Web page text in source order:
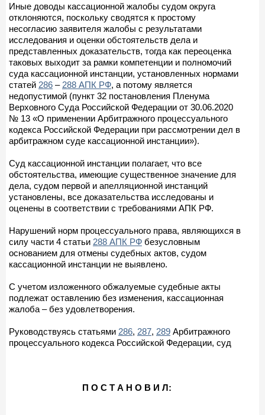
Иные доводы кассационной жалобы судом округа
отклоняются, поскольку сводятся к простому
несогласию заявителя жалобы с результатами
исследования и оценки обстоятельств дела и
представленных доказательств, тогда как переоценка
таковых выходит за рамки компетенции и полномочий
суда кассационной инстанции, установленных нормами
статей 286 – 288 АПК РФ, а потому является
недопустимой (пункт 32 постановления Пленума
Верховного Суда Российской Федерации от 30.06.2020
№ 13 «О применении Арбитражного процессуального
кодекса Российской Федерации при рассмотрении дел в
арбитражном суде кассационной инстанции»).
Суд кассационной инстанции полагает, что все
обстоятельства, имеющие существенное значение для
дела, судом первой и апелляционной инстанций
установлены, все доказательства исследованы и
оценены в соответствии с требованиями АПК РФ.
Нарушений норм процессуального права, являющихся в
силу части 4 статьи 288 АПК РФ безусловным
основанием для отмены судебных актов, судом
кассационной инстанции не выявлено.
С учетом изложенного обжалуемые судебные акты
подлежат оставлению без изменения, кассационная
жалоба – без удовлетворения.
Руководствуясь статьями 286, 287, 289 Арбитражного
процессуального кодекса Российской Федерации, суд
П О С Т А Н О В И Л: